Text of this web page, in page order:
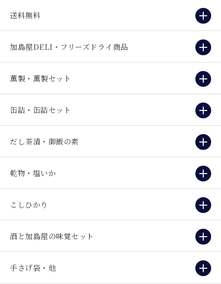
送料無料
加島屋DELI・フリーズドライ商品
薫製・薫製セット
缶詰・缶詰セット
だし茶漬・御飯の素
乾物・塩いか
こしひかり
酒と加島屋の味覚セット
手さげ袋・他